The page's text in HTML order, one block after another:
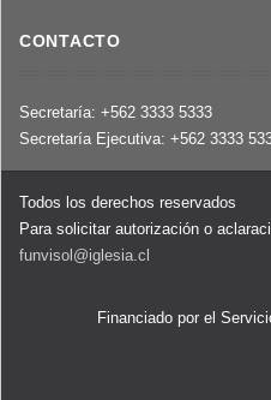
CONTACTO
Secretaría: +562 3333 5333
Secretaría Ejecutiva: +562 3333
Todos los derechos reservados
Para solicitar autorización o
funvisol@iglesia.cl
Financiado por el